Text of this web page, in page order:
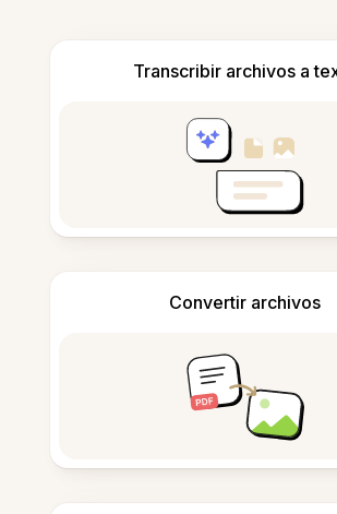
Transcribir archivos a
Convertir archivos